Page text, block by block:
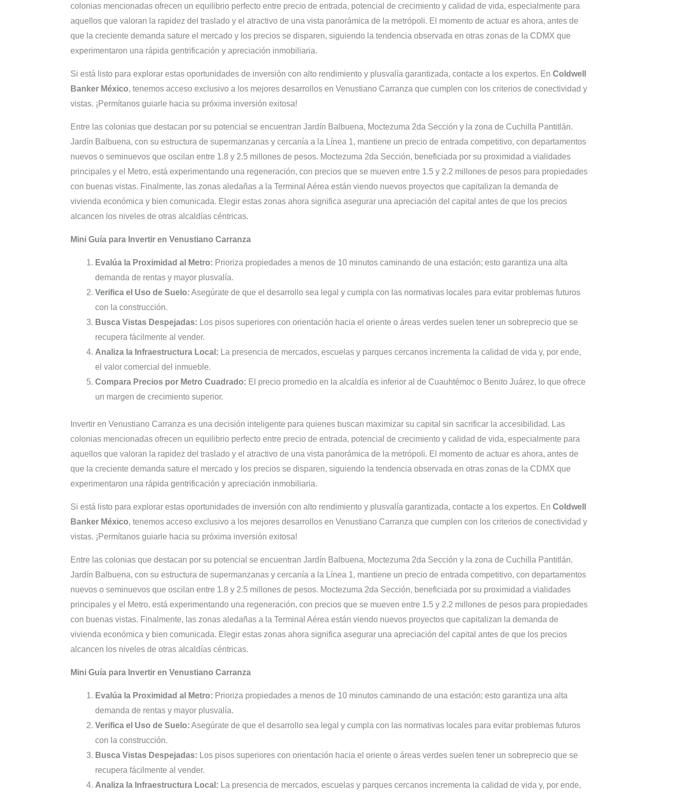
colonias mencionadas ofrecen un equilibrio perfecto entre precio de entrada, potencial de crecimiento y calidad de vida, especialmente para
aquellos que valoran la rapidez del traslado y el atractivo de una vista panorámica de la metrópoli. El momento de actuar es ahora, antes de
que la creciente demanda sature el mercado y los precios se disparen, siguiendo la tendencia observada en otras zonas de la CDMX que
experimentaron una rápida gentrificación y apreciación inmobiliaria.
Si está listo para explorar estas oportunidades de inversión con alto rendimiento y plusvalía garantizada, contacte a los expertos. En Coldwell
Banker México, tenemos acceso exclusivo a los mejores desarrollos en Venustiano Carranza que cumplen con los criterios de conectividad y
vistas. ¡Permítanos guiarle hacia su próxima inversión exitosa!
Entre las colonias que destacan por su potencial se encuentran Jardín Balbuena, Moctezuma 2da Sección y la zona de Cuchilla Pantitlán.
Jardín Balbuena, con su estructura de supermanzanas y cercanía a la Línea 1, mantiene un precio de entrada competitivo, con departamentos
nuevos o seminuevos que oscilan entre 1.8 y 2.5 millones de pesos. Moctezuma 2da Sección, beneficiada por su proximidad a vialidades
principales y el Metro, está experimentando una regeneración, con precios que se mueven entre 1.5 y 2.2 millones de pesos para propiedades
con buenas vistas. Finalmente, las zonas aledañas a la Terminal Aérea están viendo nuevos proyectos que capitalizan la demanda de
vivienda económica y bien comunicada. Elegir estas zonas ahora significa asegurar una apreciación del capital antes de que los precios
alcancen los niveles de otras alcaldías céntricas.
Mini Guía para Invertir en Venustiano Carranza
Evalúa la Proximidad al Metro: Prioriza propiedades a menos de 10 minutos caminando de una estación; esto garantiza una alta
demanda de rentas y mayor plusvalía.
Verifica el Uso de Suelo: Asegúrate de que el desarrollo sea legal y cumpla con las normativas locales para evitar problemas futuros
con la construcción.
Busca Vistas Despejadas: Los pisos superiores con orientación hacia el oriente o áreas verdes suelen tener un sobreprecio que se
recupera fácilmente al vender.
Analiza la Infraestructura Local: La presencia de mercados, escuelas y parques cercanos incrementa la calidad de vida y, por ende,
el valor comercial del inmueble.
Compara Precios por Metro Cuadrado: El precio promedio en la alcaldía es inferior al de Cuauhtémoc o Benito Juárez, lo que ofrece
un margen de crecimiento superior.
Invertir en Venustiano Carranza es una decisión inteligente para quienes buscan maximizar su capital sin sacrificar la accesibilidad. Las
colonias mencionadas ofrecen un equilibrio perfecto entre precio de entrada, potencial de crecimiento y calidad de vida, especialmente para
aquellos que valoran la rapidez del traslado y el atractivo de una vista panorámica de la metrópoli. El momento de actuar es ahora, antes de
que la creciente demanda sature el mercado y los precios se disparen, siguiendo la tendencia observada en otras zonas de la CDMX que
experimentaron una rápida gentrificación y apreciación inmobiliaria.
Si está listo para explorar estas oportunidades de inversión con alto rendimiento y plusvalía garantizada, contacte a los expertos. En Coldwell
Banker México, tenemos acceso exclusivo a los mejores desarrollos en Venustiano Carranza que cumplen con los criterios de conectividad y
vistas. ¡Permítanos guiarle hacia su próxima inversión exitosa!
Entre las colonias que destacan por su potencial se encuentran Jardín Balbuena, Moctezuma 2da Sección y la zona de Cuchilla Pantitlán.
Jardín Balbuena, con su estructura de supermanzanas y cercanía a la Línea 1, mantiene un precio de entrada competitivo, con departamentos
nuevos o seminuevos que oscilan entre 1.8 y 2.5 millones de pesos. Moctezuma 2da Sección, beneficiada por su proximidad a vialidades
principales y el Metro, está experimentando una regeneración, con precios que se mueven entre 1.5 y 2.2 millones de pesos para propiedades
con buenas vistas. Finalmente, las zonas aledañas a la Terminal Aérea están viendo nuevos proyectos que capitalizan la demanda de
vivienda económica y bien comunicada. Elegir estas zonas ahora significa asegurar una apreciación del capital antes de que los precios
alcancen los niveles de otras alcaldías céntricas.
Mini Guía para Invertir en Venustiano Carranza
Evalúa la Proximidad al Metro: Prioriza propiedades a menos de 10 minutos caminando de una estación; esto garantiza una alta
demanda de rentas y mayor plusvalía.
Verifica el Uso de Suelo: Asegúrate de que el desarrollo sea legal y cumpla con las normativas locales para evitar problemas futuros
con la construcción.
Busca Vistas Despejadas: Los pisos superiores con orientación hacia el oriente o áreas verdes suelen tener un sobreprecio que se
recupera fácilmente al vender.
Analiza la Infraestructura Local: La presencia de mercados, escuelas y parques cercanos incrementa la calidad de vida y, por ende,